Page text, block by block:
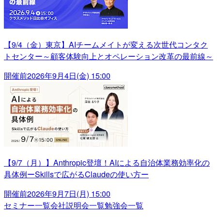
【9/4（金）東京】AIチームメイトが変える次世代コンタク
トセンター～顧客体験向上とオペレーション改革の最前線～
開催前2026年9月4日(金) 15:00
【9/7（月）】Anthropic登壇！AIによる自治体業務効率化の
具体例ーSkillsで広がるClaudeの使い方ー
開催前2026年9月7日(月) 15:00
セミナー一覧会社説明会一覧勉強会一覧